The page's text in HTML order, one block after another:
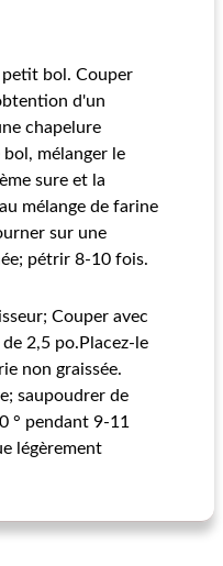
bol. Couper
d'un
chapelure
mélanger le
sure et la
mélange de farine
sur une
pétrir 8-10 fois.
Couper avec
2,5 po.Placez-le
non graissée.
saupoudrer de
° pendant 9-11
légèrement